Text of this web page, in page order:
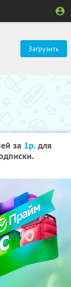
Загрузить
за 1р.для